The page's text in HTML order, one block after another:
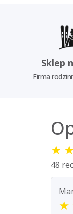
Sklep
Firma
★ ★
48
★